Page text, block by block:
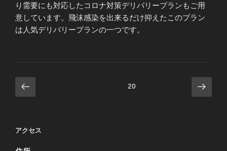
り需要にも対応したコロナ対策デリバリープランもご用
意しています。飛沫感染を出来るだけ抑えたこのプラン
は人気デリバリープランの一つです。
投
稿
ペ
前
の
ジ
固定ページ20
次
の
アクセス